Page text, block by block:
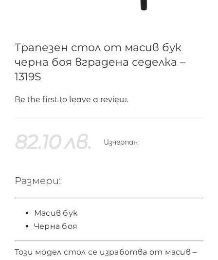
Трапезен стол от масив бук
черна боя вградена седелка –
1319S
Be the first to leave a review.
82.10лв. Изчерпан
Размери:
Масив бук
Черна боя
Този модел стол се изработва от масив –